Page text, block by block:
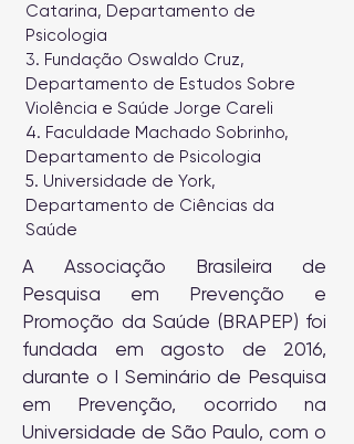
Catarina, Departamento de
Psicologia
3. Fundação Oswaldo Cruz,
Departamento de Estudos Sobre
Violência e Saúde Jorge Careli
4. Faculdade Machado Sobrinho,
Departamento de Psicologia
5. Universidade de York,
Departamento de Ciências da
Saúde
A Associação Brasileira de
Pesquisa em Prevenção e
Promoção da Saúde (BRAPEP) foi
fundada em agosto de 2016,
durante o I Seminário de Pesquisa
em Prevenção, ocorrido na
Universidade de São Paulo, com o